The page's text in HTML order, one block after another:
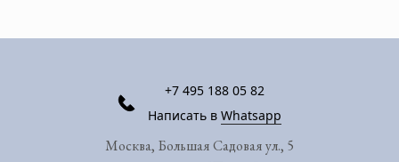
+7 495 188 05 82
Написать в Whatsapp
Москва, Большая Садовая ул., 5